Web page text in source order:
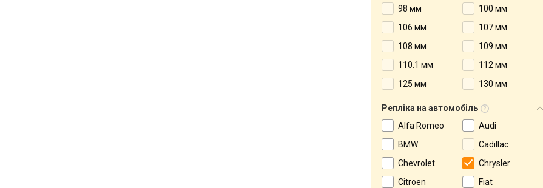
98 мм
100 мм
106 мм
107 мм
108 мм
109 мм
110.1 мм
112 мм
125 мм
130 мм
Репліка на автомобіль
Alfa Romeo
Audi
BMW
Cadillac
Chevrolet
Chrysler
Citroen
Fiat